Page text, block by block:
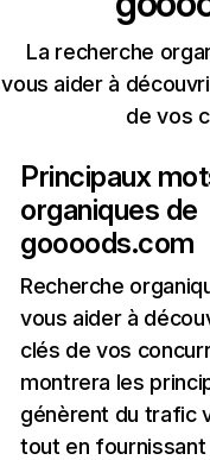
La recherche
vous aider à
de vos
Principaux
organiques de
goooods.com
Recherche
vous aider à
clés de vos
montrera les
génèrent du trafic
tout en fournissant